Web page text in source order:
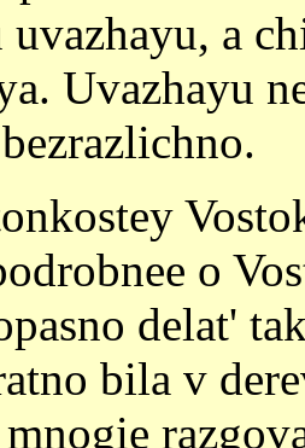
uvazhayu, a
Uvazhayu
o
delat'
bila v